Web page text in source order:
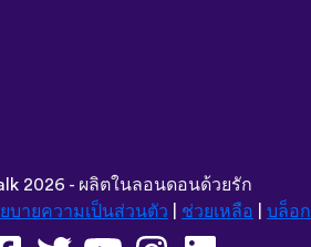
2026 - ผลิตในลอนดอนด้วยรัก
บายความเป็นส่วนตัว ช่วยเหลือ บล็อก